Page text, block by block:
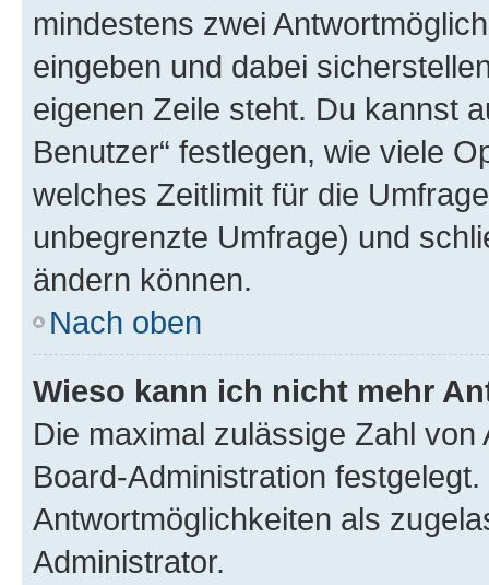
mindestens zwei
eingeben und dabei
eigenen Zeile steht. Du kannst
Benutzer“ festlegen, wie viele
welches Zeitlimit für die
unbegrenzte Umfrage) und
ändern können.
Nach oben
Wieso kann ich nicht mehr
Die maximal zulässige Zahl
Board-Administration
Antwortmöglichkeiten als
Administrator.